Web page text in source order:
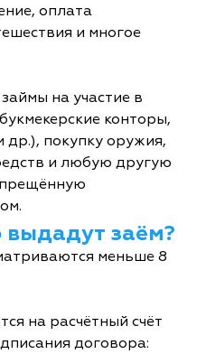
оплата
и многое
на участие в
конторы,
др.), покупку оружия,
и любую другую
заём?
меньше 8
на расчётный счёт
договора: